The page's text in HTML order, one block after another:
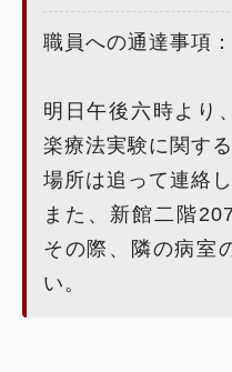
職員への通達事項：
明日午後六時より
楽療法実験に関す
場所は追って連絡し
また、新館二階
その際、隣の病室
い。